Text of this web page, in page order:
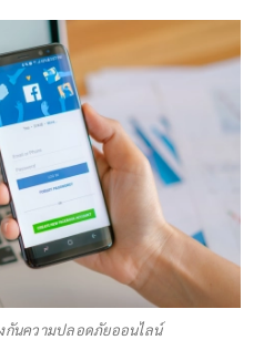
กันความปลอดภัยออนไลน์